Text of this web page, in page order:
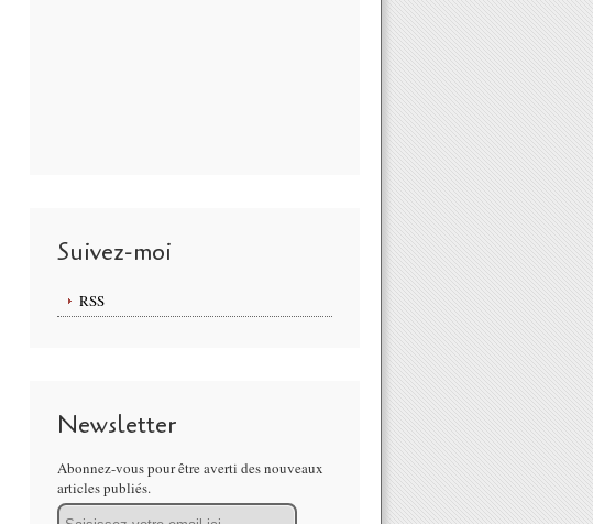
Suivez-moi
RSS
Newsletter
Abonnez-vous pour être averti des nouveaux
articles publiés.
Email